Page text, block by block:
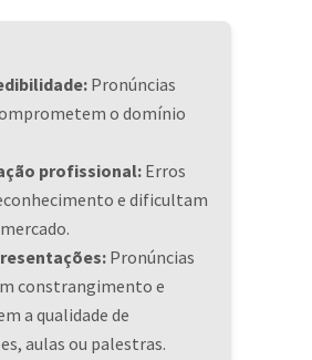
Pronúncias
o domínio
profissional: Erros
e dificultam
Pronúncias
constrangimento e
a qualidade de
aulas ou palestras.